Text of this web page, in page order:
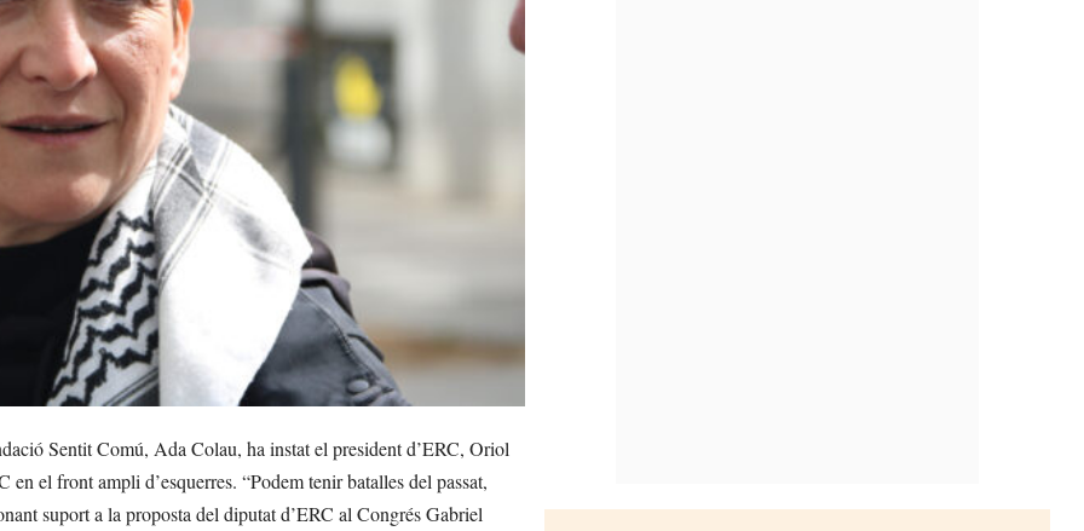
Sentit Comú, Ada Colau, ha instat el president d’ERC, Oriol
el front ampli d’esquerres. “Podem tenir batalles del passat,
suport a la proposta del diputat d’ERC al Congrés Gabriel